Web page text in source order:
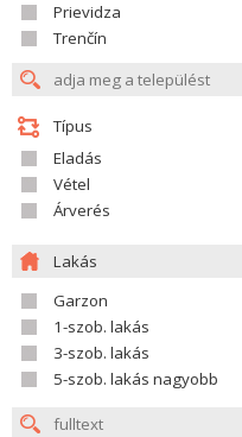
Prievidza
Trenčín
Típus
Eladás
Vétel
Árverés
Lakás
Garzon
1-szob. lakás
3-szob. lakás
5-szob. lakás nagyobb